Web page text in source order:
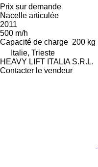
Prix sur demande
Nacelle articulée
2011
500 m/h
Capacité de charge 200 kg
Italie, Trieste
HEAVY LIFT ITALIA S.R.L.
Contacter le vendeur